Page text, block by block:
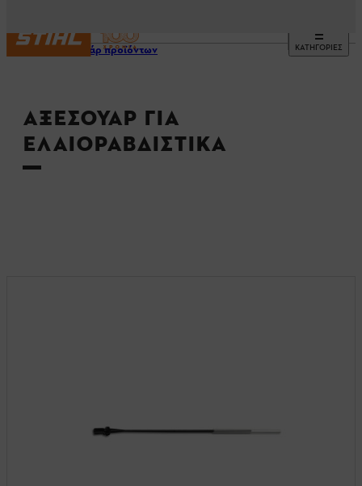
ΚΑΤΗΓΟΡΙΕΣ
Αξεσουάρ προϊόντων
ΑΞΕΣΟΥΆΡ ΓΙΑ
ΕΛΑΙΟΡΑΒΔΙΣΤΙΚΆ